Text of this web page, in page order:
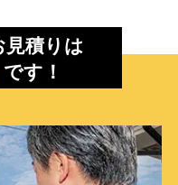
積りは
です！